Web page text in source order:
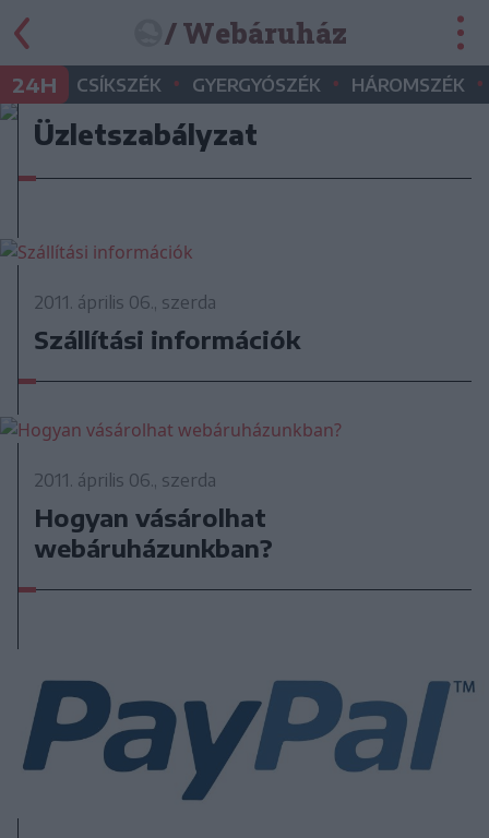
/ Webáruház
24H CSÍKSZÉK • GYERGYÓSZÉK • HÁROMSZÉK •
Üzletszabályzat
2011. április 06., szerda
Szállítási információk
2011. április 06., szerda
Hogyan vásárolhat
webáruházunkban?